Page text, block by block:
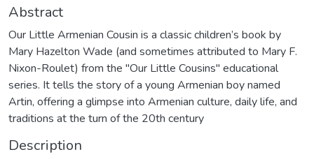
Abstract
Our Little Armenian Cousin is a classic children’s book by
Mary Hazelton Wade (and sometimes attributed to Mary F.
Nixon-Roulet) from the "Our Little Cousins" educational
series. It tells the story of a young Armenian boy named
Artin, offering a glimpse into Armenian culture, daily life, and
traditions at the turn of the 20th century
Description